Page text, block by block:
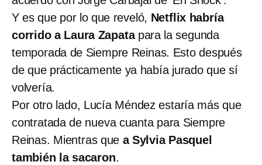
Y es que por lo que reveló, Netflix habría
corrido a Laura Zapatapara la segunda
temporada de Siempre Reinas. Esto después
de que prácticamente ya había jurado que sí
volvería.
Por otro lado, Lucía Méndez estaría más que
contratada de nueva cuanta para Siempre
Reinas. Mientras que a Sylvia Pasquel
también la sacaron.